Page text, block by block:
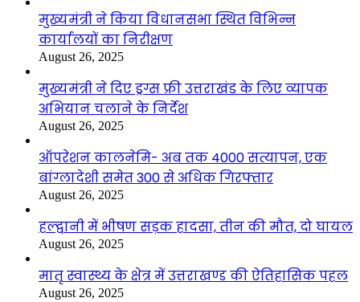
मुख्यमंत्री ने किया विधानसभा स्थित विभिन्न
कार्यालयों का निरीक्षण
August 26, 2025
मुख्यमंत्री ने दिए ड्रग्स फ्री उत्तराखंड के लिए व्यापक
अभियान चलाने के निर्देश
August 26, 2025
ऑपरेशन कालनेमि- अब तक 4000 सत्यापन, एक
बांग्लादेशी समेत 300 से अधिक गिरफ्तार
August 26, 2025
हल्द्वानी में भीषण सड़क हादसा, तीन की मौत, दो घायल
August 26, 2025
मातृ स्वास्थ्य के क्षेत्र में उत्तराखण्ड की ऐतिहासिक पहल
August 26, 2025